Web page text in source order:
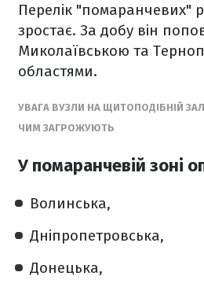
Перелік "помаранчевих"
зростає. За добу він
Миколаївською та
областями.
УВАГА ВУЗЛИ НА ЩИТОПОДІБНІЙ
ЧИМ ЗАГРОЖУЮТЬ
У помаранчевій зоні
Волинська,
Дніпропетровська,
Донецька,